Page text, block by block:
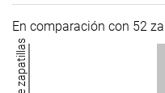
En comparación con 52